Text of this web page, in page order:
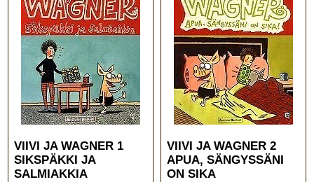
VIIVI JA WAGNER 1
SIKSPÄKKI JA
SALMIAKKIA
VIIVI JA WAGNER 2
APUA, SÄNGYSSÄNI
ON SIKA